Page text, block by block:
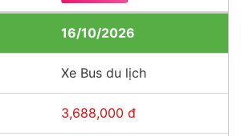
16/10/2026
Xe Bus du lịch
3,688,000 đ